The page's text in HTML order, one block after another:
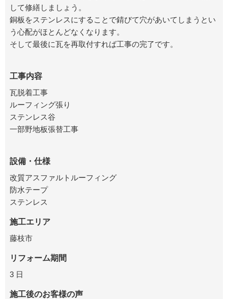
して修繕しましょう。
銅板をステンレスにすることで錆びて穴があいてしまうとい
う心配がほとんどなくなります。
そして最後に瓦を再取付すれば工事の完了です。
工事内容
瓦脱着工事
ルーフィング張り
ステンレス谷
一部野地板張替工事
設備・仕様
改質アスファルトルーフィング
防水テープ
ステンレス
施工エリア
藤枝市
リフォーム期間
3 日
施工後のお客様の声